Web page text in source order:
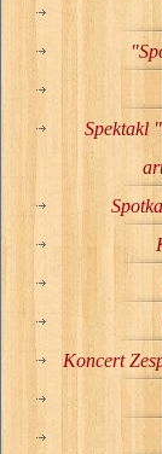
Spektakl
Koncert